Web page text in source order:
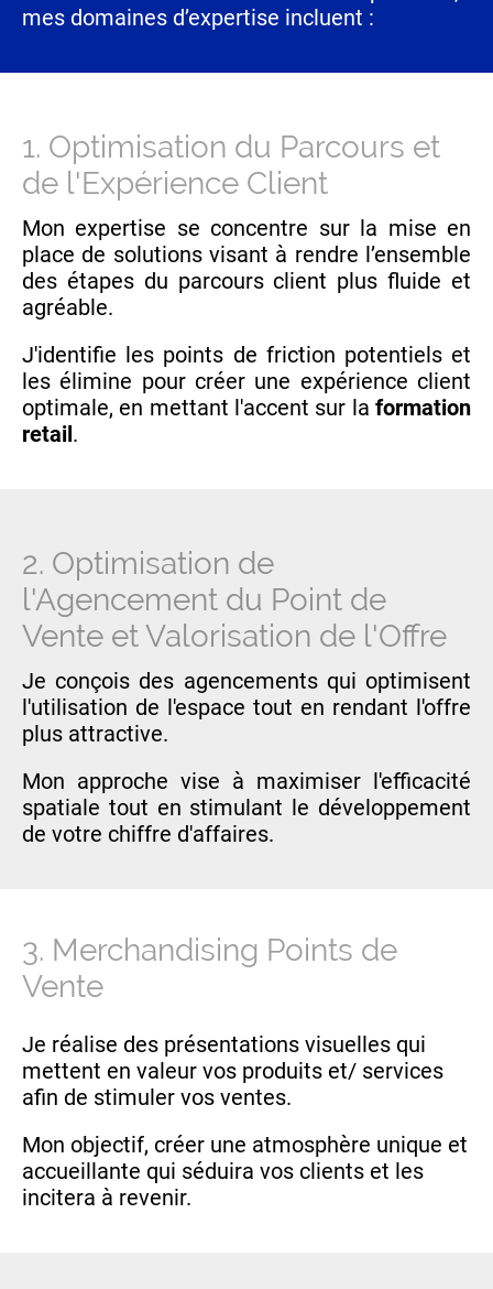
mes domaines d’expertise incluent :
1. Optimisation du Parcours et
de l'Expérience Client
Mon expertise se concentre sur la mise en
place de solutions visant à rendre l’ensemble
des étapes du parcours client plus fluide et
agréable.
J'identifie les points de friction potentiels et
les élimine pour créer une expérience client
optimale, en mettant l'accent sur la formation
retail .
2. Optimisation de
l'Agencement du Point de
Vente et Valorisation de l'Offre
Je conçois des agencements qui optimisent
l'utilisation de l'espace tout en rendant l'offre
plus attractive.
Mon approche vise à maximiser l'efficacité
spatiale tout en stimulant le développement
de votre chiffre d'affaires.
3. Merchandising Points de
Vente
Je réalise des présentations visuelles qui
mettent en valeur vos produits et/ services
afin de stimuler vos ventes.
Mon objectif, créer une atmosphère unique et
accueillante qui séduira vos clients et les
incitera à revenir.